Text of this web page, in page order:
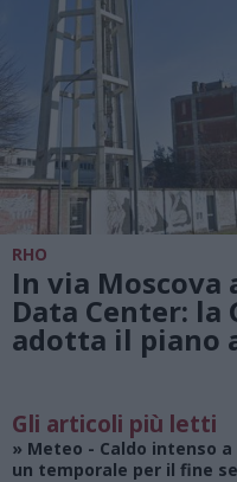
RHO
In via Moscova
Data Center:
adotta il piano
Gli articoli più letti
» Meteo - Caldo intenso
un temporale per il fine